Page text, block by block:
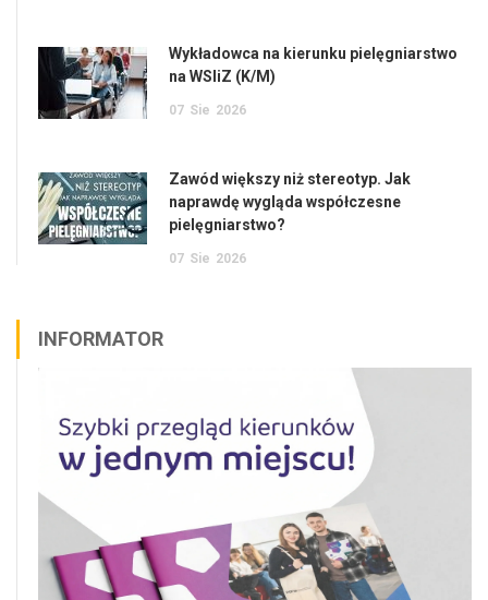
Wykładowca na kierunku pielęgniarstwo
na WSIiZ (K/M)
07 Sie 2026
Zawód większy niż stereotyp. Jak
naprawdę wygląda współczesne
pielęgniarstwo?
07 Sie 2026
INFORMATOR